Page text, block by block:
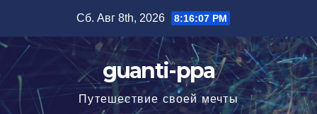
содержимому
Сб. Авг 8th, 2026 8:16:08 PM
guanti-ppa
Путешествие своей мечты